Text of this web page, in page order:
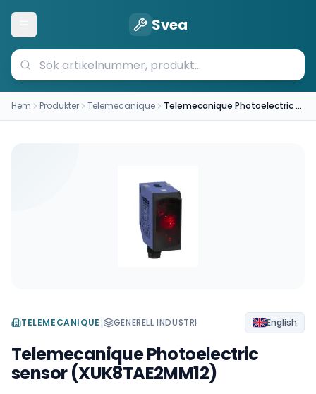
Öppna meny Svea
Hem Produkter Telemecanique Telemecanique Photoelectric sensor (XUK8TAE2MM12)
TELEMECANIQUE | GENERELL INDUSTRI English
Telemecanique Photoelectric
sensor (XUK8TAE2MM12)